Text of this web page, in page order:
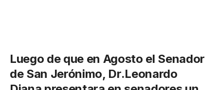
Luego de que en Agosto el Senador
de San Jerónimo, Dr.Leonardo